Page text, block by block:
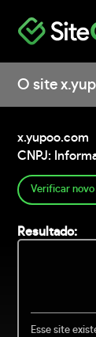
O site
x.yupoo.com
CNPJ:
Verificar
Resultado:
Esse site